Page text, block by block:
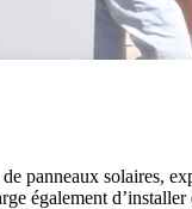
panneaux solaires,
également